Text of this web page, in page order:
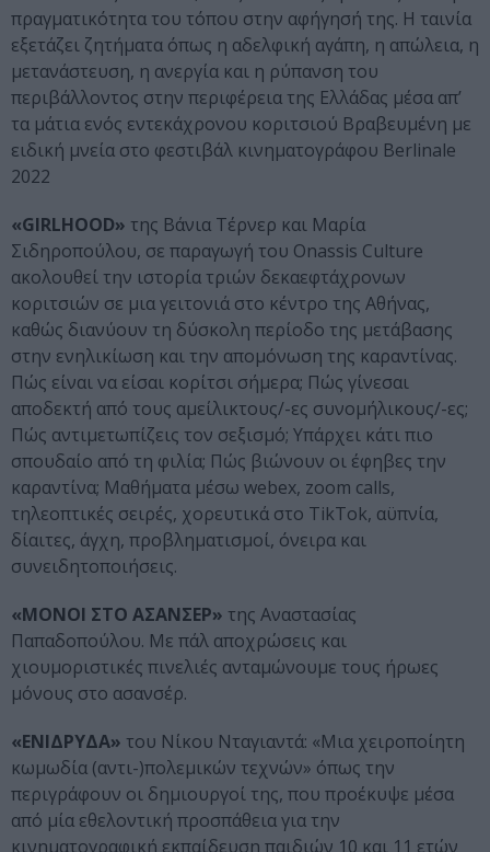
πραγματικότητα του τόπου στην αφήγησή της. Η ταινία
εξετάζει ζητήματα όπως η αδελφική αγάπη, η απώλεια, η
μετανάστευση, η ανεργία και η ρύπανση του
περιβάλλοντος στην περιφέρεια της Ελλάδας μέσα απ’
τα μάτια ενός εντεκάχρονου κοριτσιού Βραβευμένη με
ειδική μνεία στo φεστιβάλ κινηματογράφου Berlinale
2022
«GIRLHOOD» της Βάνια Τέρνερ και Μαρία
Σιδηροπούλου, σε παραγωγή του Onassis Culture
ακολουθεί την ιστορία τριών δεκαεφτάχρονων
κοριτσιών σε μια γειτονιά στο κέντρο της Αθήνας,
καθώς διανύουν τη δύσκολη περίοδο της μετάβασης
στην ενηλικίωση και την απομόνωση της καραντίνας.
Πώς είναι να είσαι κορίτσι σήμερα; Πώς γίνεσαι
αποδεκτή από τους αμείλικτους/-ες συνομήλικους/-ες;
Πώς αντιμετωπίζεις τον σεξισμό; Υπάρχει κάτι πιο
σπουδαίο από τη φιλία; Πώς βιώνουν οι έφηβες την
καραντίνα; Μαθήματα μέσω webex, zoom calls,
τηλεοπτικές σειρές, χορευτικά στο TikTok, αϋπνία,
δίαιτες, άγχη, προβληματισμοί, όνειρα και
συνειδητοποιήσεις.
«ΜΟΝΟΙ ΣΤΟ ΑΣΑΝΣΕΡ» της Αναστασίας
Παπαδοπούλου. Με πάλ αποχρώσεις και
χιουμοριστικές πινελιές ανταμώνουμε τους ήρωες
μόνους στο ασανσέρ.
«ΕΝΙΔΡΥΔΑ» του Νίκου Νταγιαντά: «Μια χειροποίητη
κωμωδία (αντι-)πολεμικών τεχνών» όπως την
περιγράφουν οι δημιουργοί της, που προέκυψε μέσα
από μία εθελοντική προσπάθεια για την
κινηματογραφική εκπαίδευση παιδιών 10 και 11 ετών